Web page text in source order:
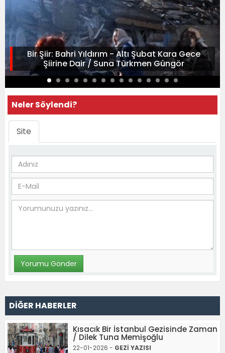
Bir Şiir: Bahri Yıldırım - Altı Şubat Kara Gece
Şiirine Dair / Suna Türkmen Güngör
Neler Söylendi?
Site
DİĞER HABERLER
Kısacık Bir İstanbul Gezisinde Zaman
/ Dilek Tuna Memişoğlu
22-01-2026 - GEZİ YAZISI